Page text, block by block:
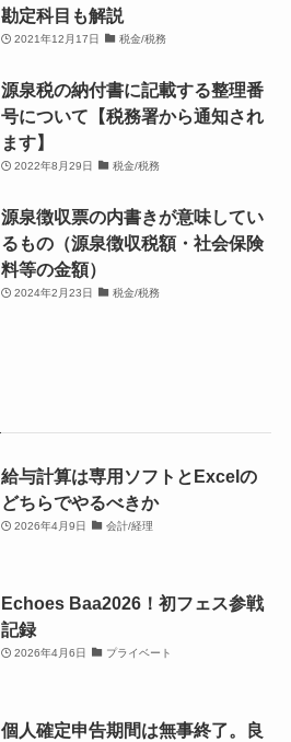
勘定科目も解説
2021年12月17日 税金/税務
源泉税の納付書に記載する整理番
号について【税務署から通知され
ます】
2022年8月29日 税金/税務
源泉徴収票の内書きが意味してい
るもの（源泉徴収税額・社会保険
料等の金額）
2024年2月23日 税金/税務
給与計算は専用ソフトとExcelの
どちらでやるべきか
2026年4月9日 会計/経理
Echoes Baa2026！初フェス参戦
記録
2026年4月6日 プライベート
個人確定申告期間は無事終了。良